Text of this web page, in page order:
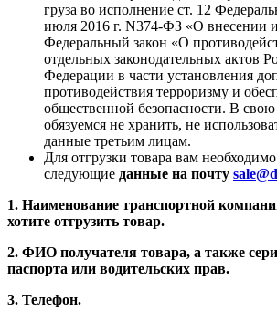
груза во исполнение ст. 12
июля 2016 г. N374-ФЗ «О внесении
Федеральный закон «О
отдельных законодательных актов
Федерации в части установления
противодействия терроризму и
общественной безопасности. В
обязуемся не хранить, не
данные третьим лицам.
Для отгрузки товара вам
следующие данные на почту
1. Наименование транспортной
хотите отгрузить товар.
2. ФИО получателя товара, а также
паспорта или водительских прав.
3. Телефон.